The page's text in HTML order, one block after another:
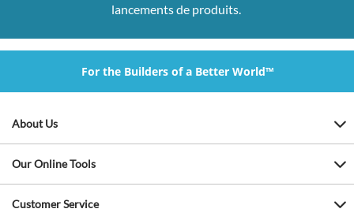
lancements de produits.
For the Builders of a Better World™
About Us
Our Online Tools
Customer Service